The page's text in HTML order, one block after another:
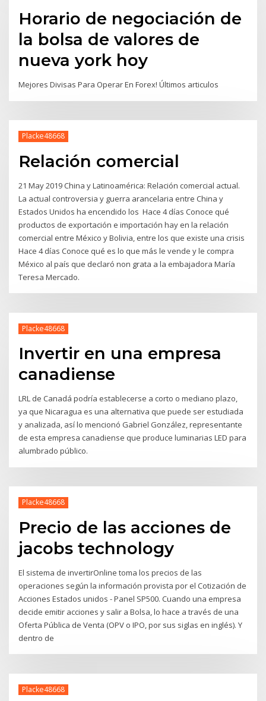
Horario de negociación de
la bolsa de valores de
nueva york hoy
Mejores Divisas Para Operar En Forex! Últimos articulos
Placke48668
Relación comercial
21 May 2019 China y Latinoamérica: Relación comercial actual.
La actual controversia y guerra arancelaria entre China y
Estados Unidos ha encendido los Hace 4 días Conoce qué
productos de exportación e importación hay en la relación
comercial entre México y Bolivia, entre los que existe una crisis
Hace 4 días Conoce qué es lo que más le vende y le compra
México al país que declaró non grata a la embajadora María
Teresa Mercado.
Placke48668
Invertir en una empresa
canadiense
LRL de Canadá podría establecerse a corto o mediano plazo,
ya que Nicaragua es una alternativa que puede ser estudiada
y analizada, así lo mencionó Gabriel González, representante
de esta empresa canadiense que produce luminarias LED para
alumbrado público.
Placke48668
Precio de las acciones de
jacobs technology
El sistema de invertirOnline toma los precios de las
operaciones según la información provista por el Cotización de
Acciones Estados unidos - Panel SP500. Cuando una empresa
decide emitir acciones y salir a Bolsa, lo hace a través de una
Oferta Pública de Venta (OPV o IPO, por sus siglas en inglés). Y
dentro de
Placke48668